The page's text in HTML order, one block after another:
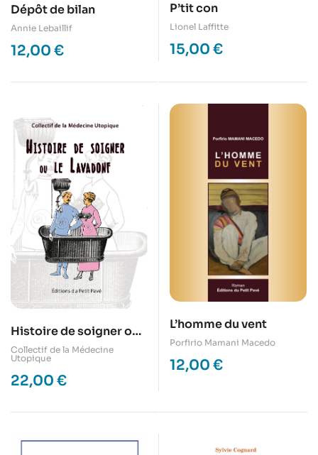
Dépôt de bilan
Annie Lebaillif
12,00 €
P’tit con
Lionel Laffitte
15,00 €
Histoire de soigner ou
Le Lavadonf
Collectif de la Médecine
Utopique
22,00 €
L’homme du vent
Porfirio Mamani Macedo
12,00 €